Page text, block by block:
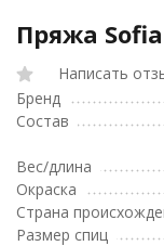
Пряжа
Написать
Бренд
Состав
Вес/длина
Окраска
Страна
Размер спиц